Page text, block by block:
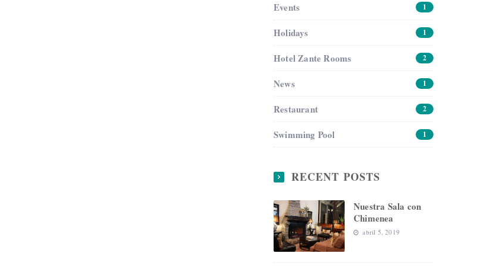
Events 1
Holidays 1
Hotel Zante Rooms 2
News 1
Restaurant 2
Swimming Pool 1
RECENT POSTS
Nuestra Sala con
Chimenea
abril 5, 2019